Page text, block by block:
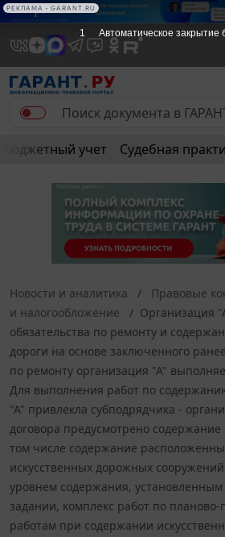
Бюджетный учет Судебная
Новости и аналитика Правовые
и налогообложение
Организация
обязательства по ремонту и
дороги на основе заключенного
по ремонту организация "А"
Для выполнения работ по
"А" привлекла субподрядчика -
договора предусмотрено содержание
том числе содержание
искусственных дорожных
уровнем содержания, установленным
задании, комплекс работ по
работам при содержании
1 Автоматическое закрытие
РЕКЛАМА • GARANT.RU